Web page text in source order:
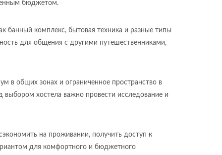
бюджетом.
банный комплекс, бытовая техника и разные типы
для общения с другими путешественниками,
в общих зонах и ограниченное пространство в
хостела важно провести исследование и
на проживании, получить доступ к
для комфортного и бюджетного